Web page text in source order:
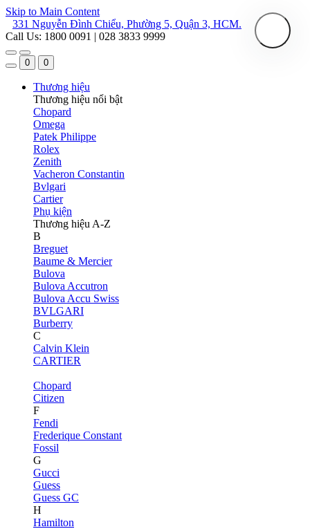
Skip to Main Content
331 Nguyễn Đình Chiểu, Phường 5, Quận 3, HCM.
Call Us: 1800 0091 | 028 3833 9999
0 0
Thương hiệu
Thương hiệu nổi bật
Chopard
Omega
Patek Philippe
Rolex
Zenith
Vacheron Constantin
Bvlgari
Cartier
Phụ kiện
Thương hiệu A-Z
B
Breguet
Baume & Mercier
Bulova
Bulova Accutron
Bulova Accu Swiss
BVLGARI
Burberry
C
Calvin Klein
CARTIER
Chopard
Citizen
F
Fendi
Frederique Constant
Fossil
G
Gucci
Guess
Guess GC
H
Hamilton